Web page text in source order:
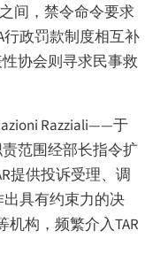
间，禁令命令要求
行政罚款制度相互补
协会则寻求民事救
Razziali——于
范围经部长指令扩
提供投诉受理、调
具有约束力的决
机构，频繁介入TAR